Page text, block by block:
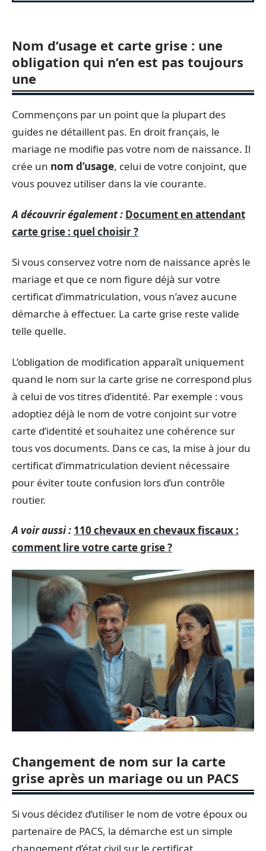
Nom d’usage et carte grise : une
obligation qui n’en est pas toujours
une
Commençons par un point que la plupart des
guides ne détaillent pas. En droit français, le
mariage ne modifie pas votre nom de naissance. Il
crée un nom d’usage, celui de votre conjoint, que
vous pouvez utiliser dans la vie courante.
A découvrir également : Document en attendant
carte grise : quel choisir ?
Si vous conservez votre nom de naissance après le
mariage et que ce nom figure déjà sur votre
certificat d’immatriculation, vous n’avez aucune
démarche à effectuer. La carte grise reste valide
telle quelle.
L’obligation de modification apparaît uniquement
quand le nom sur la carte grise ne correspond plus
à celui de vos titres d’identité. Par exemple : vous
adoptiez déjà le nom de votre conjoint sur votre
carte d’identité et souhaitez une cohérence sur
tous vos documents. Dans ce cas, la mise à jour du
certificat d’immatriculation devient nécessaire
pour éviter toute confusion lors d’un contrôle
routier.
A voir aussi : 110 chevaux en chevaux fiscaux :
comment lire votre carte grise ?
Changement de nom sur la carte
grise après un mariage ou un PACS
Si vous décidez d’utiliser le nom de votre époux ou
partenaire de PACS, la démarche est un simple
changement d’état civil sur le certificat